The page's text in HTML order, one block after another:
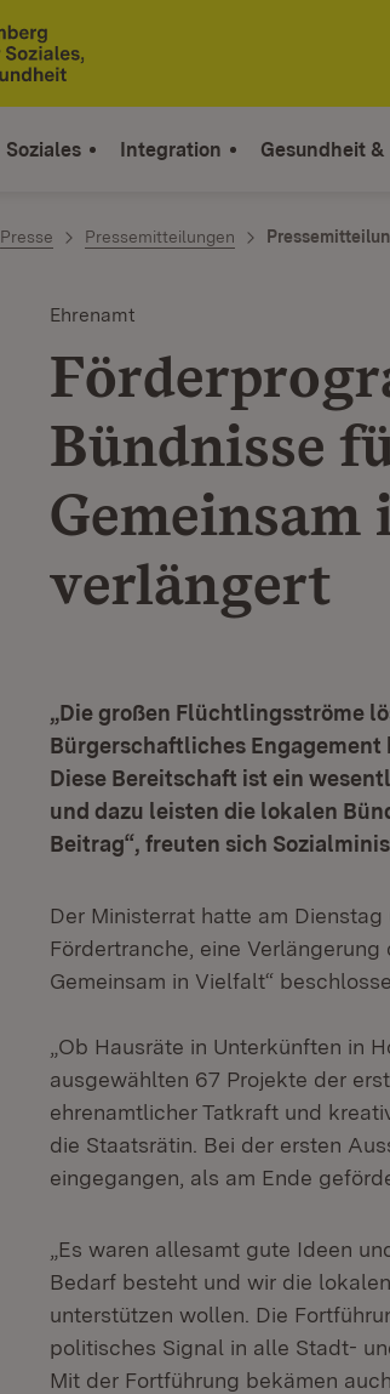
Soziales Integration Gesundheit
Presse Pressemitteilungen
Ehrenamt
Bündnisse
verlängert
„Die großen Flüchtlingsströme
Bürgerschaftliches Engagement
Diese Bereitschaft ist ein
und dazu leisten die lokalen
Beitrag“, freuten sich
Der Ministerrat hatte am
Fördertranche, eine
Gemeinsam in Vielfalt“
„Ob Hausräte in Unterkünften in
ausgewählten 67 Projekte der
ehrenamtlicher Tatkraft und
die Staatsrätin. Bei der ersten
eingegangen, als am Ende
„Es waren allesamt gute Ideen
Bedarf besteht und wir die
unterstützen wollen. Die
politisches Signal in alle Stadt-
Mit der Fortführung bekämen